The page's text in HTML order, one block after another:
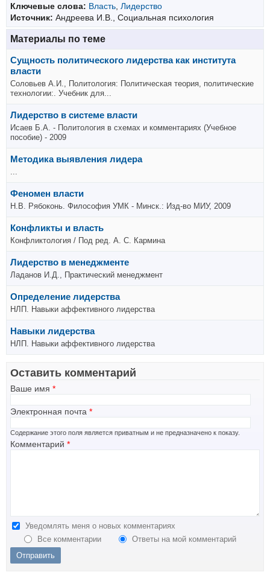
Ключевые слова: Власть, Лидерство
Источник: Андреева И.В., Социальная психология
Материалы по теме
Сущность политического лидерства как института
власти
Соловьев А.И., Политология: Политическая теория, политические
технологии:. Учебник для...
Лидерство в системе власти
Исаев Б.А. - Политология в схемах и комментариях (Учебное
пособие) - 2009
Методика выявления лидера
Феномен власти
Н.В. Рябоконь. Философия УМК - Минск.: Изд-во МИУ, 2009
Конфликты и власть
Конфликтология / Под ред. А. С. Кармина
Лидерство в менеджменте
Ладанов И.Д., Практический менеджмент
Определение лидерства
НЛП. Навыки аффективного лидерства
Навыки лидерства
НЛП. Навыки аффективного лидерства
Оставить комментарий
Ваше имя *
Электронная почта *
Содержание этого поля является приватным и не предназначено к показу.
Комментарий *
Уведомлять меня о новых комментариях
Все комментарии
Ответы на мой комментарий